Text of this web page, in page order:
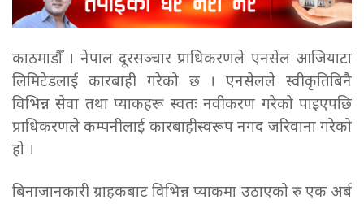
काठमाडौँ । नेपाल दूरसञ्चार प्राधिकरणले एनसेल आजियाटा
लिमिटेडलाई कारबाही गरेको छ । एनसेलले स्वीकृतिबिनै
विभिन्न सेवा तथा प्याकहरू स्वतः नवीकरण गरेको पाइएपछि
प्राधिकरणले कम्पनीलाई कारबाहीस्वरूप नगद जरिवाना गरेको
हो ।
बिनाजानकारी ग्राहकबाट विभिन्न प्याकमा उठाएको रु एक अर्ब